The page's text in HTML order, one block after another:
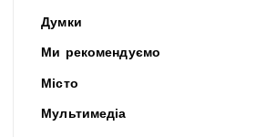
Думки
Ми рекомендуємо
Місто
Мультимедіа